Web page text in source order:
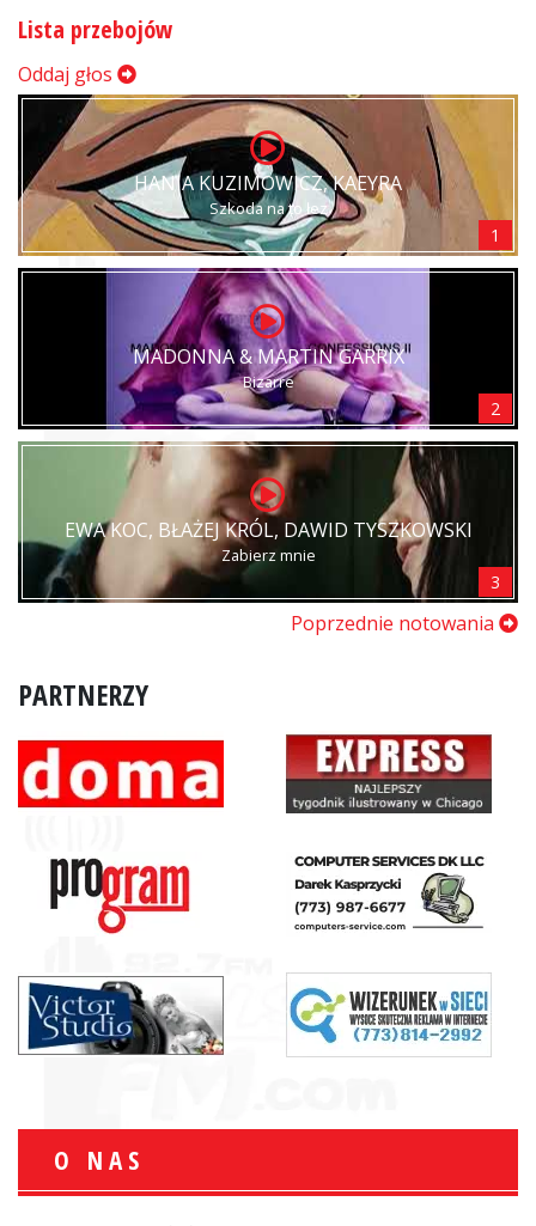
Lista przebojów
Oddaj głos
HANIA KUZIMOWICZ, KAEYRA
Szkoda na to łez
1
MADONNA & MARTIN GARRIX
Bizarre
2
EWA KOC, BŁAŻEJ KRÓL, DAWID TYSZKOWSKI
Zabierz mnie
3
Poprzednie notowania
PARTNERZY
O NAS